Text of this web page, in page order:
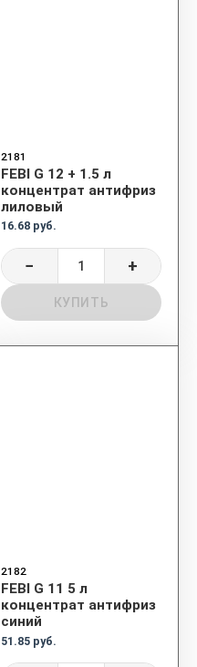
2181
FEBI G 12 + 1.5 л
концентрат антифриз
лиловый
16.68 руб.
− +
КУПИТЬ
2182
FEBI G 11 5 л
концентрат антифриз
синий
51.85 руб.